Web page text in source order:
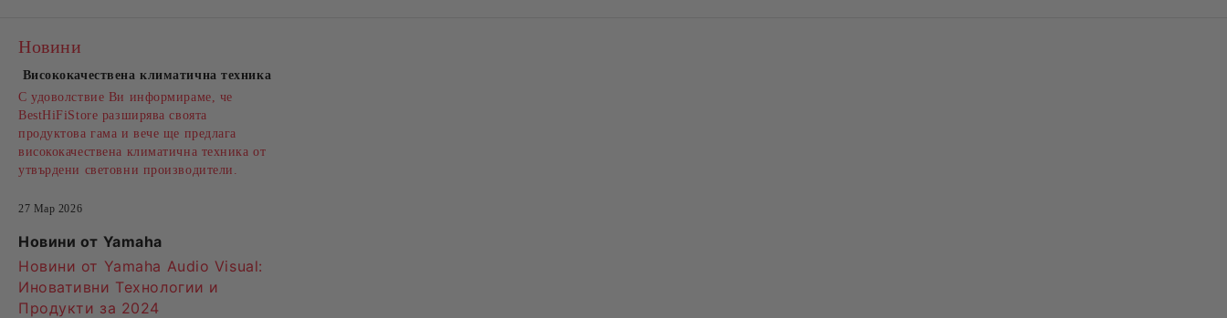
Новини
Висококачествена климатична техника
С удоволствие Ви информираме, че
BestHiFiStore разширява своята
продуктова гама и вече ще предлага
висококачествена климатична техника от
утвърдени световни производители.
27 Мар 2026
Новини от Yamaha
Новини от Yamaha Audio Visual:
Иновативни Технологии и
Продукти за 2024